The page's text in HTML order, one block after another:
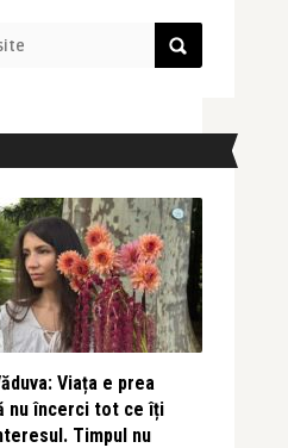
Viața e prea
nu încerci tot ce îți
Timpul nu